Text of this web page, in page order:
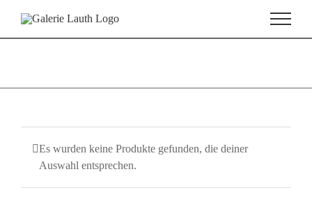
Inhalt
springen
Es wurden keine Produkte gefunden, die deiner
Auswahl entsprechen.